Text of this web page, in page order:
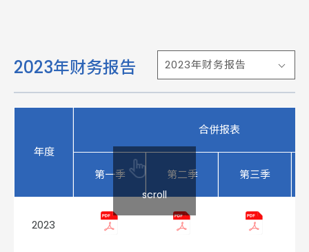
2023年财务报告
scroll
年度
合併报表
第一季 第二季 第三季
2023
2023年财务报告